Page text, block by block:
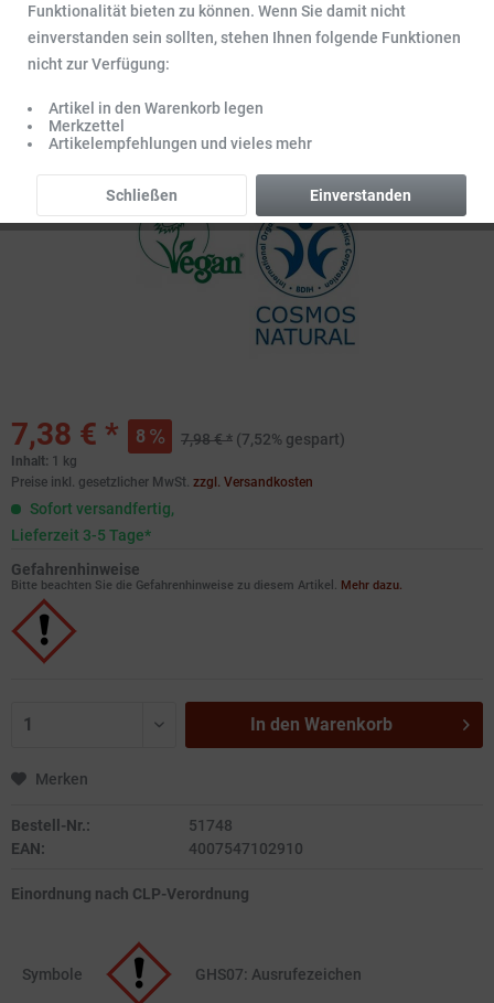
7,38 € * 8 7,98 € * (7,52% gespart)
Inhalt: 1 kg
Preise inkl. gesetzlicher MwSt. zzgl. Versandkosten
Sofort versandfertig,
Lieferzeit 3-5 Tage*
Gefahrenhinweise
Bitte beachten Sie die Gefahrenhinweise zu diesem Artikel. Mehr dazu.
In den Warenkorb
Merken
Bestell-Nr.:
51748
EAN:
4007547102910
Einordnung nach CLP-Verordnung
Symbole GHS07: Ausrufezeichen
Funktionalität bieten zu können. Wenn Sie damit nicht
einverstanden sein sollten, stehen Ihnen folgende Funktionen
nicht zur Verfügung:
Artikel in den Warenkorb legen
Merkzettel
Artikelempfehlungen und vieles mehr
Einverstanden
Schließen